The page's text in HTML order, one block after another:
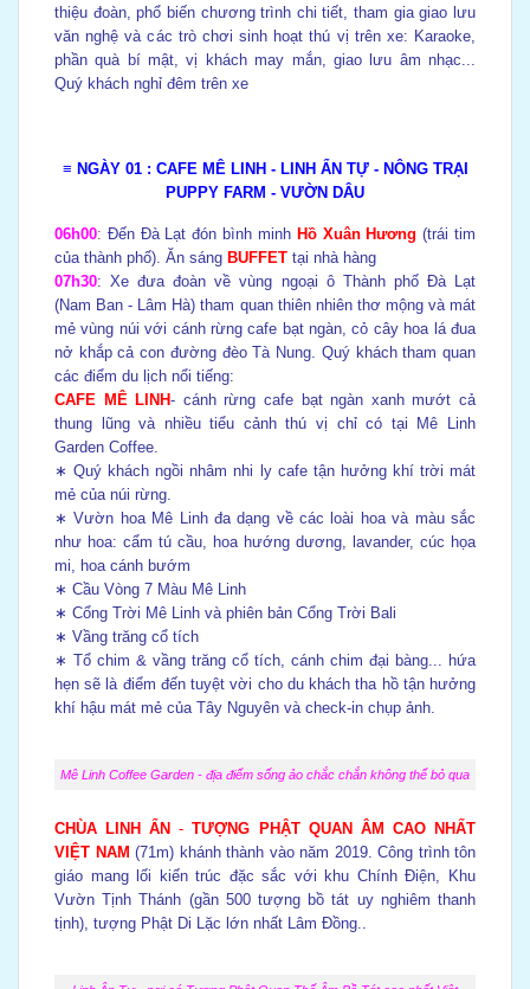
thiệu đoàn, phổ biến chương trình chi tiết, tham gia giao lưu
văn nghệ và các trò chơi sinh hoạt thú vị trên xe: Karaoke,
phần quà bí mật, vị khách may mắn, giao lưu âm nhạc...
Quý khách nghỉ đêm trên xe
≡ NGÀY 01 : CAFE MÊ LINH - LINH ẨN TỰ - NÔNG TRẠI
PUPPY FARM - VƯỜN DÂU
06h00: Đến Đà Lạt đón bình minh Hồ Xuân Hương(trái tim
của thành phố). Ăn sáng BUFFET tại nhà hàng
07h30: Xe đưa đoàn về vùng ngoại ô Thành phố Đà Lạt
(Nam Ban - Lâm Hà) tham quan thiên nhiên thơ mộng và mát
mẻ vùng núi với cánh rừng cafe bạt ngàn, cỏ cây hoa lá đua
nở khắp cả con đường đèo Tà Nung. Quý khách tham quan
các điểm du lịch nổi tiếng:
CAFE MÊ LINH- cánh rừng cafe bạt ngàn xanh mướt cả
thung lũng và nhiều tiểu cảnh thú vị chỉ có tại Mê Linh
Garden Coffee.
∗ Quý khách ngồi nhâm nhi ly cafe tận hưởng khí trời mát
mẻ của núi rừng.
∗ Vườn hoa Mê Linh đa dạng về các loài hoa và màu sắc
như hoa: cẩm tú cầu, hoa hướng dương, lavander, cúc họa
mi, hoa cánh bướm
∗ Cầu Vòng 7 Màu Mê Linh
∗ Cổng Trời Mê Linh và phiên bản Cổng Trời Bali
∗ Vầng trăng cổ tích
∗ Tổ chim & vầng trăng cổ tích, cánh chim đại bàng... hứa
hẹn sẽ là điểm đến tuyệt vời cho du khách tha hồ tận hưởng
khí hậu mát mẻ của Tây Nguyên và check-in chụp ảnh.
Mê Linh Coffee Garden - địa điểm sống ảo chắc chắn không thể bỏ qua
CHÙA LINH ẨN -TƯỢNG PHẬT QUAN ÂM CAO NHẤT
VIỆT NAM (71m) khánh thành vào năm 2019. Công trình tôn
giáo mang lối kiến trúc đặc sắc với khu Chính Điện, Khu
Vườn Tịnh Thánh (gần 500 tượng bồ tát uy nghiêm thanh
tịnh), tượng Phật Di Lặc lớn nhất Lâm Đồng..